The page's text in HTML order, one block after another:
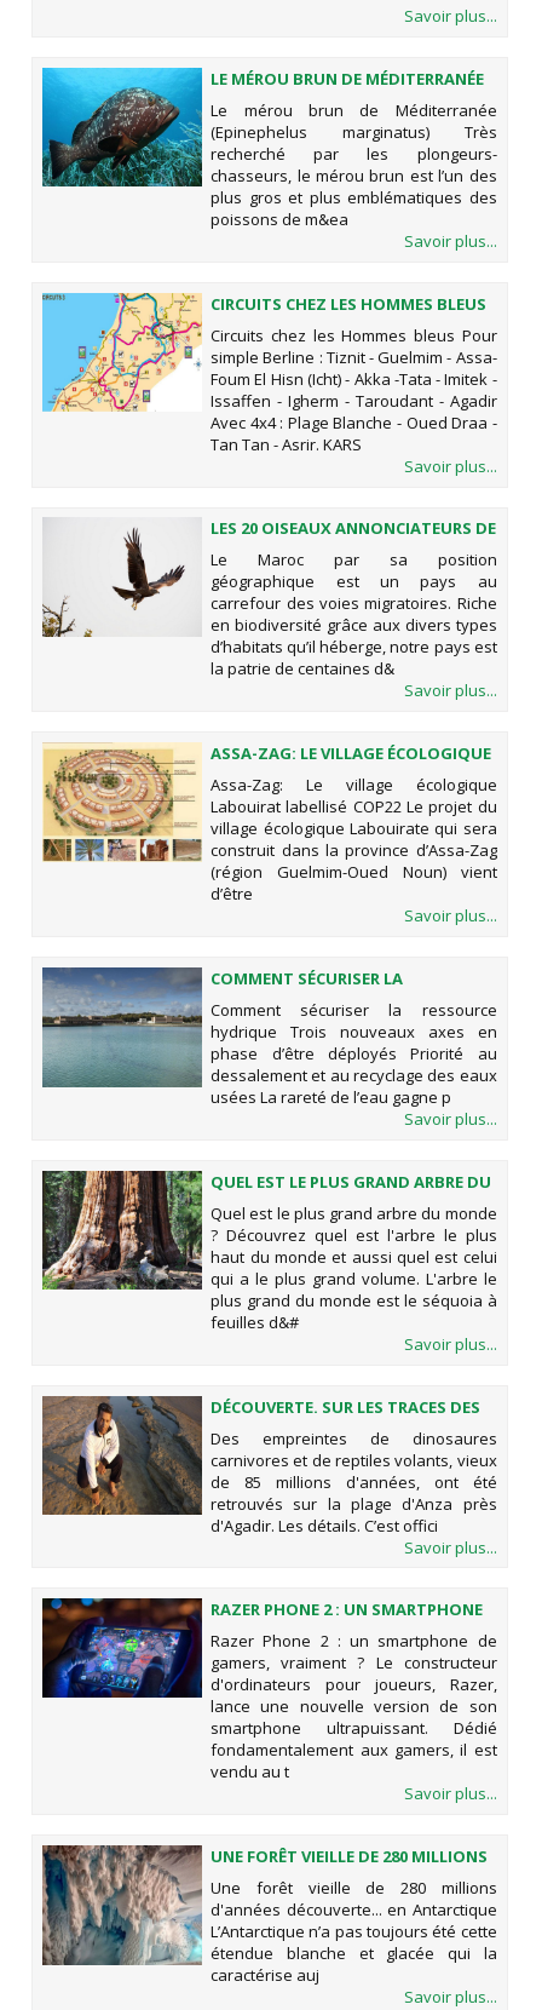
Savoir plus...
LE MÉROU BRUN DE MÉDITERRANÉE
(EPINEPHELUS MARGINATUS)
Le mérou brun de Méditerranée
(Epinephelus marginatus) Très
recherché par les plongeurs-
chasseurs, le mérou brun est l’un des
plus gros et plus emblématiques des
poissons de m&ea
Savoir plus...
CIRCUITS CHEZ LES HOMMES BLEUS
Circuits chez les Hommes bleus Pour
simple Berline : Tiznit - Guelmim - Assa-
Foum El Hisn (Icht) - Akka -Tata - Imitek -
Issaffen - Igherm - Taroudant - Agadir
Avec 4x4 : Plage Blanche - Oued Draa -
Tan Tan - Asrir. KARS
Savoir plus...
LES 20 OISEAUX ANNONCIATEURS DE
PRINTEMPS
Le Maroc par sa position
géographique est un pays au
carrefour des voies migratoires. Riche
en biodiversité grâce aux divers types
d’habitats qu’il héberge, notre pays est
la patrie de centaines d&
Savoir plus...
ASSA-ZAG: LE VILLAGE ÉCOLOGIQUE
LABOUIRAT LABELLISÉ COP22
Assa-Zag: Le village écologique
Labouirat labellisé COP22 Le projet du
village écologique Labouirate qui sera
construit dans la province d’Assa-Zag
(région Guelmim-Oued Noun) vient
d’être
Savoir plus...
COMMENT SÉCURISER LA
RESSOURCE HYDRIQUE
Comment sécuriser la ressource
hydrique Trois nouveaux axes en
phase d’être déployés Priorité au
dessalement et au recyclage des eaux
usées La rareté de l’eau gagne p
Savoir plus...
QUEL EST LE PLUS GRAND ARBRE DU
MONDE ?
Quel est le plus grand arbre du monde
? Découvrez quel est l'arbre le plus
haut du monde et aussi quel est celui
qui a le plus grand volume. L'arbre le
plus grand du monde est le séquoia à
feuilles d&#
Savoir plus...
DÉCOUVERTE. SUR LES TRACES DES
DINOSAURES D’ANZA BEACH, PRÈS
D'AGADIR
Des empreintes de dinosaures
carnivores et de reptiles volants, vieux
de 85 millions d'années, ont été
retrouvés sur la plage d'Anza près
d'Agadir. Les détails. C’est offici
Savoir plus...
RAZER PHONE 2 : UN SMARTPHONE
DE GAMERS, VRAIMENT ?
Razer Phone 2 : un smartphone de
gamers, vraiment ? Le constructeur
d'ordinateurs pour joueurs, Razer,
lance une nouvelle version de son
smartphone ultrapuissant. Dédié
fondamentalement aux gamers, il est
vendu au t
Savoir plus...
UNE FORÊT VIEILLE DE 280 MILLIONS
D'ANNÉES DÉCOUVERTE... EN
ANTARCTIQUE
Une forêt vieille de 280 millions
d'années découverte... en Antarctique
L’Antarctique n’a pas toujours été cette
étendue blanche et glacée qui la
caractérise auj
Savoir plus...